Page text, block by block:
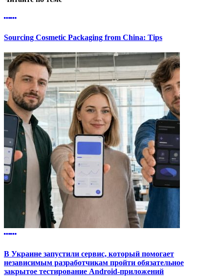
Sourcing Cosmetic Packaging from China: Tips
В Украине запустили сервис, который помогает
независимым разработчикам пройти обязательное
закрытое тестирование Android-приложений